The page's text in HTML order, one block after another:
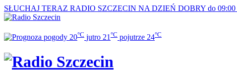
SŁUCHAJ TERAZ RADIO SZCZECIN NA DZIEŃ DOBRY do 09:00
20°C jutro 21 °C pojutrze 24°C